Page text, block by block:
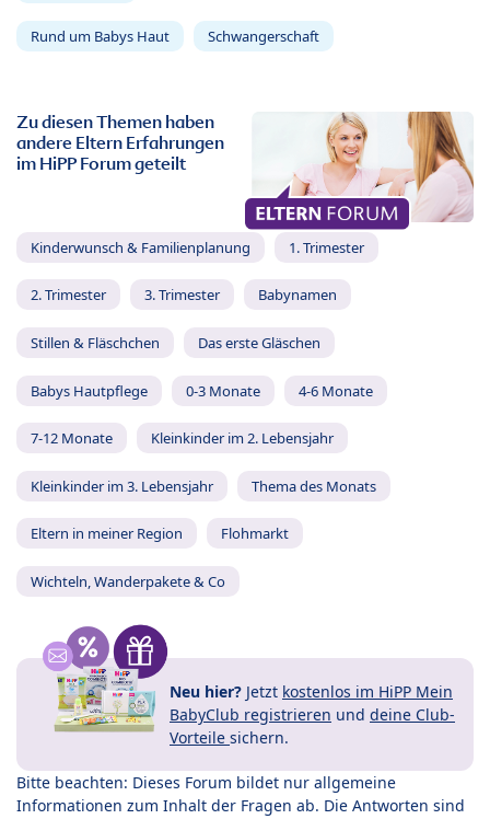
Rund um Babys Haut Schwangerschaft
Zu diesen Themen haben
andere Eltern Erfahrungen
im HiPP Forum geteilt
Kinderwunsch & Familienplanung 1. Trimester
2. Trimester 3. Trimester Babynamen
Stillen & Fläschchen Das erste Gläschen
Babys Hautpflege 0-3 Monate 4-6 Monate
7-12 Monate Kleinkinder im 2. Lebensjahr
Kleinkinder im 3. Lebensjahr Thema des Monats
Eltern in meiner Region Flohmarkt
Wichteln, Wanderpakete & Co
Neu hier? Jetzt kostenlos im HiPP Mein
BabyClub registrieren und deine Club-
Vorteile sichern.
Bitte beachten: Dieses Forum bildet nur allgemeine
Informationen zum Inhalt der Fragen ab. Die Antworten sind